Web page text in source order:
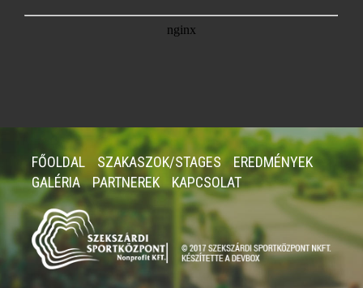
FŐOLDAL SZAKASZOK/STAGES
EREDMÉNYEK
GALÉRIA
PARTNEREK KAPCSOLAT